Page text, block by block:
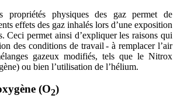
propriétés physiques des gaz permet de
effets des gaz inhalés lors d’une exposition
Ceci permet ainsi d’expliquer les raisons qui
des conditions de travail - à remplacer l’air
gazeux modifiés, tels que le Nitrox
ou bien l’utilisation de l’hélium.
(O2)